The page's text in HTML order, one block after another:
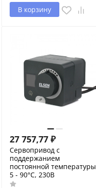
В корзину
27 757,77 ₽
Сервопривод с
поддержанием
постоянной температуры
5 - 90°С, 230В